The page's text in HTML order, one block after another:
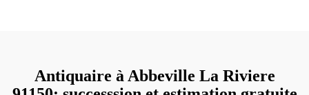
Antiquaire à Abbeville La Riviere